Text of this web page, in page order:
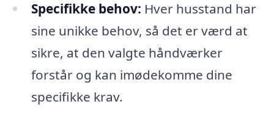
Specifikke behov: Hver husstand har
sine unikke behov, så det er værd at
sikre, at den valgte håndværker
forstår og kan imødekomme dine
specifikke krav.